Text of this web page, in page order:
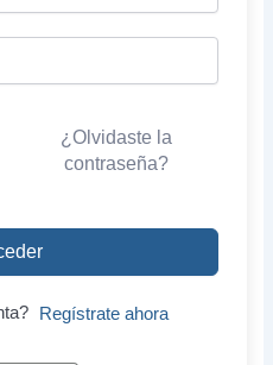
¿Olvidaste la
contraseña?
Regístrate ahora